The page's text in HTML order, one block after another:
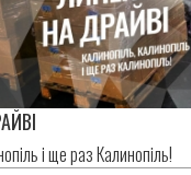
і ще раз Калинопіль!